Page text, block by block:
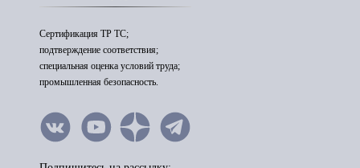
Сертификация ТР ТС;
подтверждение соответствия;
специальная оценка условий труда;
промышленная безопасность.